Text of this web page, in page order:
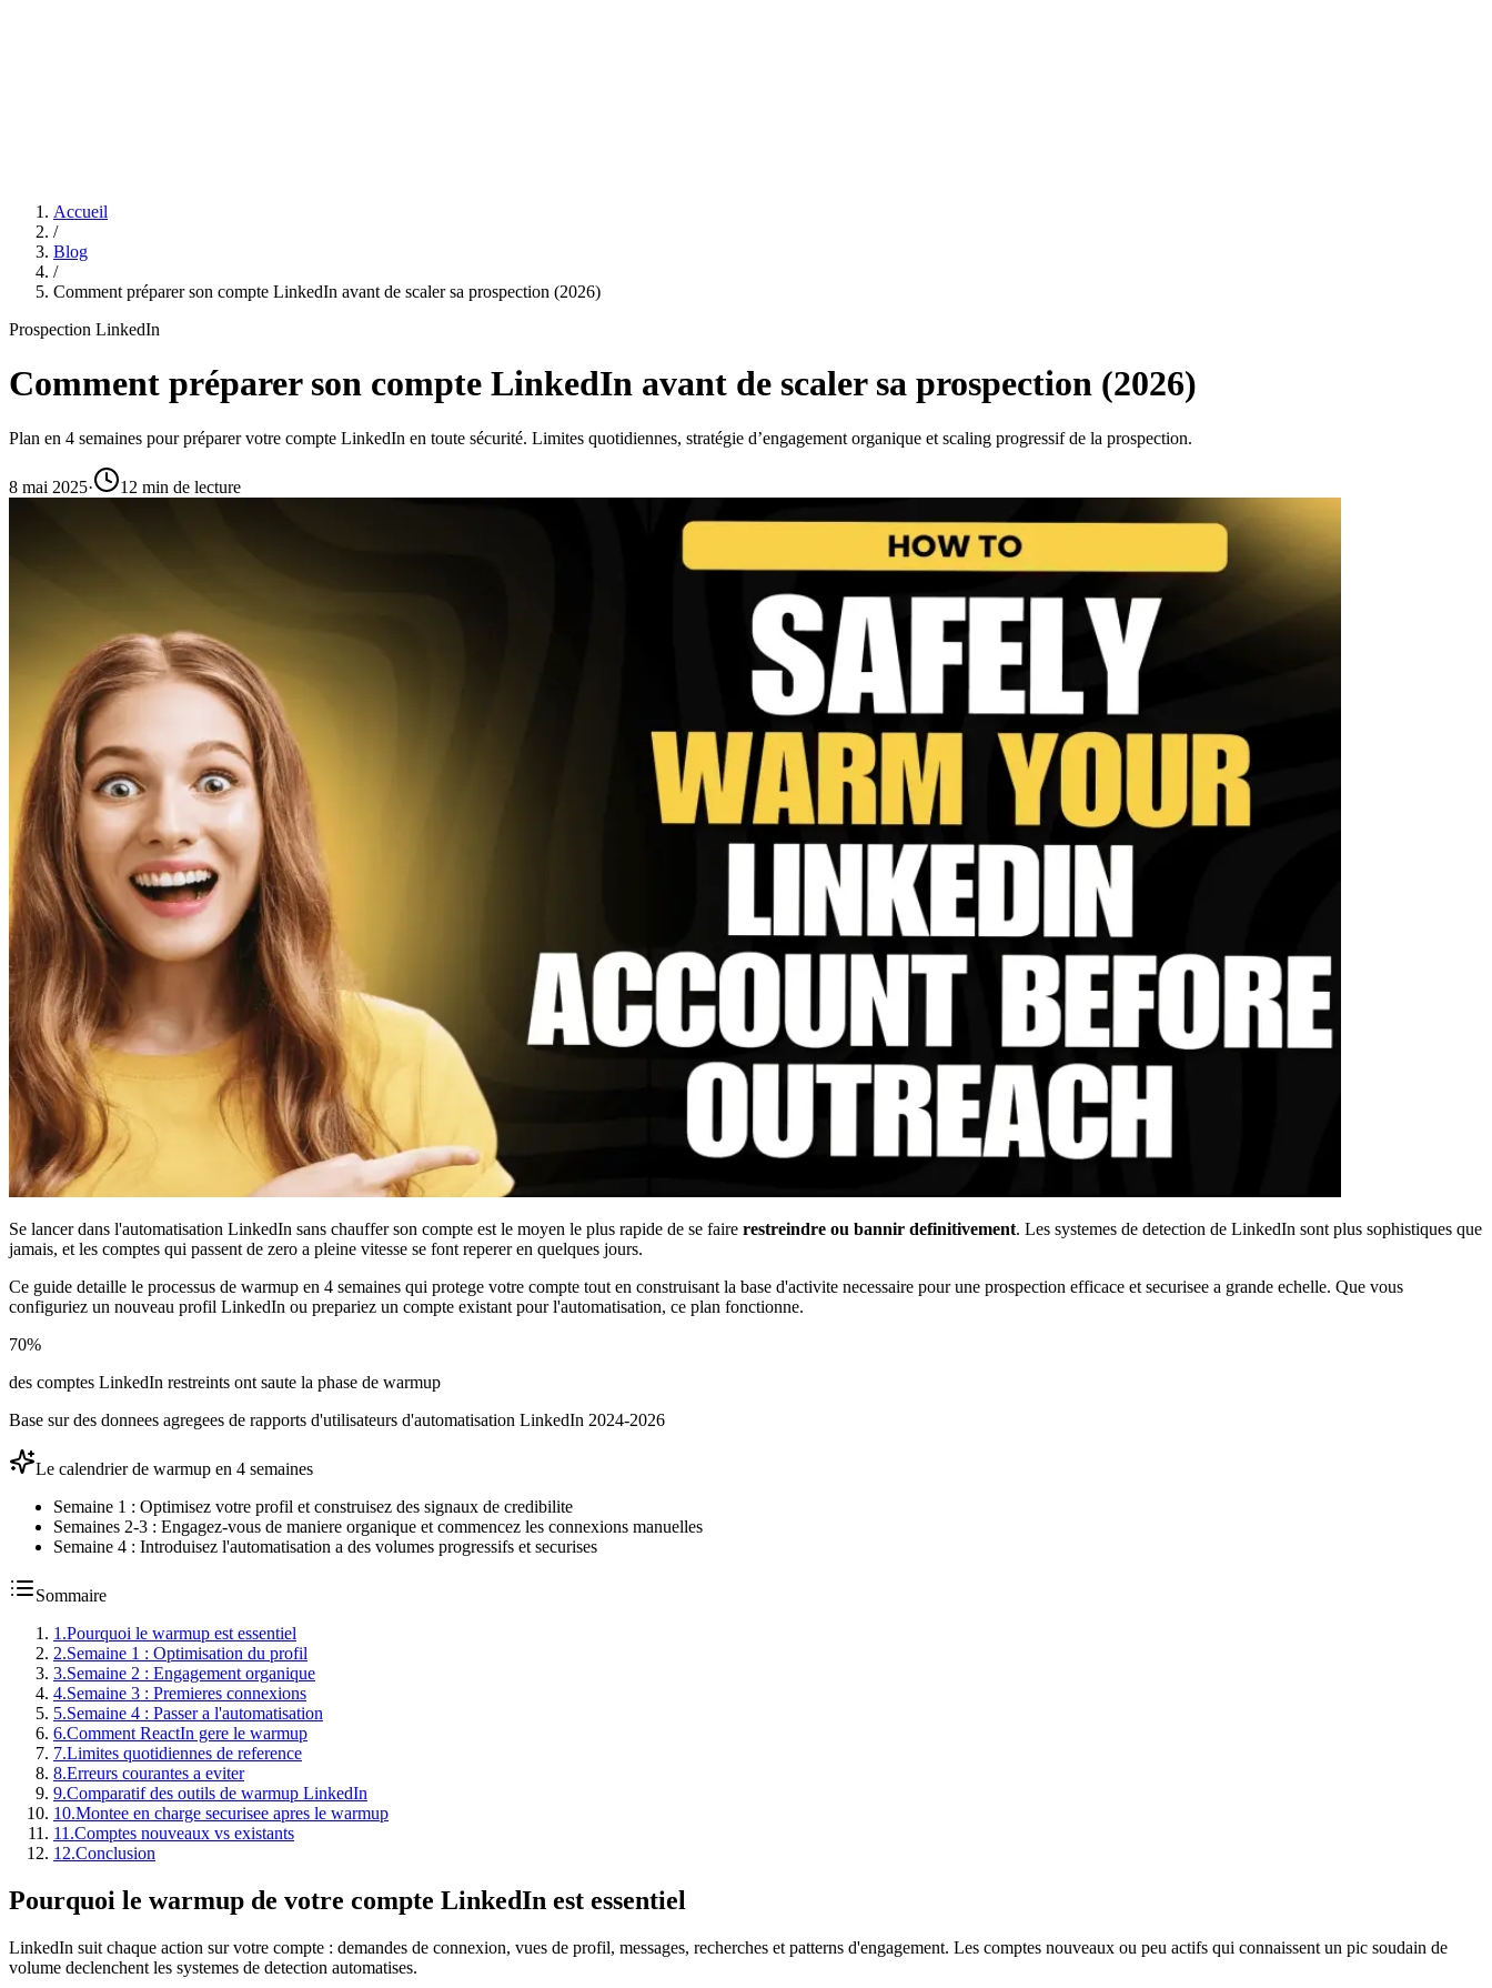
Accueil
/
Blog
/
Comment préparer son compte LinkedIn avant de scaler sa prospection (2026)
Prospection LinkedIn
Comment préparer son compte LinkedIn avant de scaler sa prospection (2026)
Plan en 4 semaines pour préparer votre compte LinkedIn en toute sécurité. Limites quotidiennes, stratégie d’engagement organique et scaling progressif de la prospection.
8 mai 2025· 12 min de lecture
Se lancer dans l'automatisation LinkedIn sans chauffer son compte est le moyen le plus rapide de se faire restreindre ou bannir definitivement. Les systemes de detection de LinkedIn sont plus sophistiques que
jamais, et les comptes qui passent de zero a pleine vitesse se font reperer en quelques jours.
Ce guide detaille le processus de warmup en 4 semaines qui protege votre compte tout en construisant la base d'activite necessaire pour une prospection efficace et securisee a grande echelle. Que vous
configuriez un nouveau profil LinkedIn ou prepariez un compte existant pour l'automatisation, ce plan fonctionne.
70%
des comptes LinkedIn restreints ont saute la phase de warmup
Base sur des donnees agregees de rapports d'utilisateurs d'automatisation LinkedIn 2024-2026
Le calendrier de warmup en 4 semaines
Semaine 1 : Optimisez votre profil et construisez des signaux de credibilite
Semaines 2-3 : Engagez-vous de maniere organique et commencez les connexions manuelles
Semaine 4 : Introduisez l'automatisation a des volumes progressifs et securises
Sommaire
1 .Pourquoi le warmup est essentiel
2.Semaine 1 : Optimisation du profil
3.Semaine 2 : Engagement organique
4.Semaine 3 : Premieres connexions
5.Semaine 4 : Passer a l'automatisation
6.Comment ReactIn gere le warmup
7.Limites quotidiennes de reference
8.Erreurs courantes a eviter
9.Comparatif des outils de warmup LinkedIn
10.Montee en charge securisee apres le warmup
11 .Comptes nouveaux vs existants
12.Conclusion
Pourquoi le warmup de votre compte LinkedIn est essentiel
LinkedIn suit chaque action sur votre compte : demandes de connexion, vues de profil, messages, recherches et patterns d'engagement. Les comptes nouveaux ou peu actifs qui connaissent un pic soudain de
volume declenchent les systemes de detection automatises.